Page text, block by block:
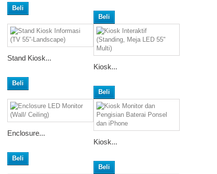
Beli
Beli
Stand Kiosk...
Beli
Kiosk...
Beli
Enclosure...
Beli
Kiosk...
Beli